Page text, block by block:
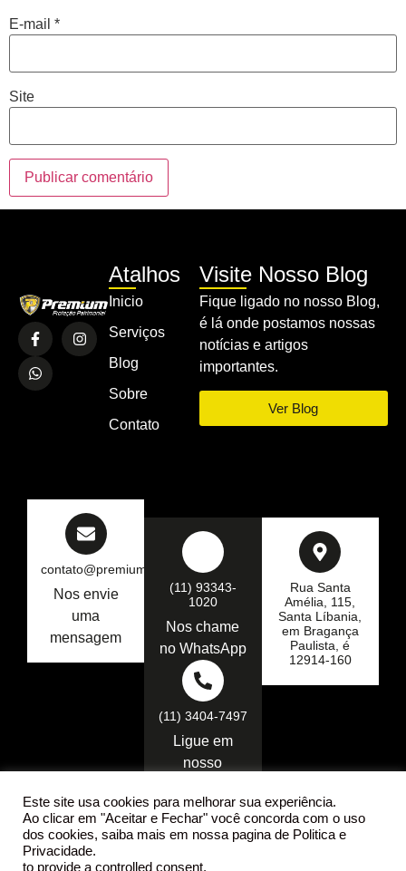
E-mail *
Site
Atalhos
Inicio
Serviços
Blog
Sobre
Contato
Visite Nosso Blog
Fique ligado no nosso Blog,
é lá onde postamos nossas
notícias e artigos
importantes.
Ver Blog
contato@premiumseg.com.br
Nos envie
uma
mensagem
(11) 93343-
1020
Nos chame
no WhatsApp
(11) 3404-7497
Ligue em
nosso
Rua Santa
Amélia, 115,
Santa Líbania,
em Bragança
Paulista, é
12914-160
Este site usa cookies para melhorar sua experiência.
Ao clicar em "Aceitar e Fechar" você concorda com o uso
dos cookies, saiba mais em nossa pagina de Politica e
Privacidade.
to provide a controlled consent.